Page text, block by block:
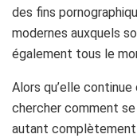
des fins
modernes auxquels
également tous le
Alors qu’elle
chercher comment
autant complètement